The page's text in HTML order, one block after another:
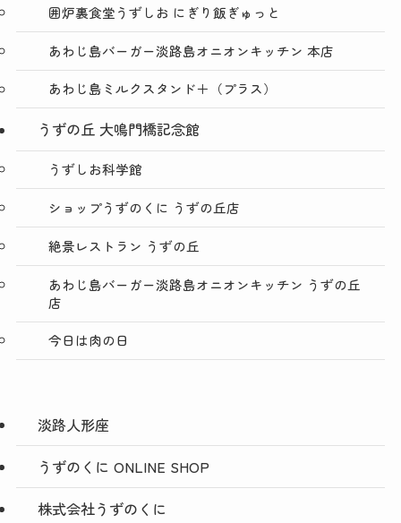
囲炉裏食堂うずしお にぎり飯ぎゅっと
あわじ島バーガー淡路島オニオンキッチン 本店
あわじ島ミルクスタンド＋（プラス）
うずの丘 大鳴門橋記念館
うずしお科学館
ショップうずのくに うずの丘店
絶景レストラン うずの丘
あわじ島バーガー淡路島オニオンキッチン うずの丘
店
今日は肉の日
淡路人形座
うずのくに ONLINE SHOP
株式会社うずのくに